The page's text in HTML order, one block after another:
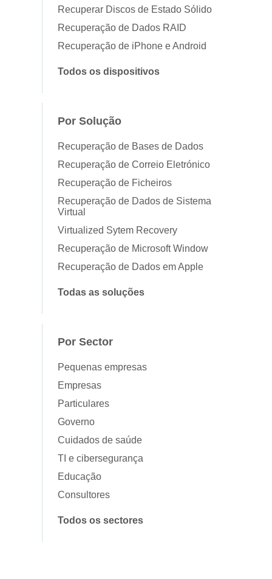
Recuperar Discos de Estado Sólido
Recuperação de Dados RAID
Recuperação de iPhone e Android
Todos os dispositivos
Por Solução
Recuperação de Bases de Dados
Recuperação de Correio Eletrónico
Recuperação de Ficheiros
Recuperação de Dados de Sistema
Virtual
Virtualized Sytem Recovery
Recuperação de Microsoft Window
Recuperação de Dados em Apple
Todas as soluções
Por Sector
Pequenas empresas
Empresas
Particulares
Governo
Cuidados de saúde
TI e cibersegurança
Educação
Consultores
Todos os sectores